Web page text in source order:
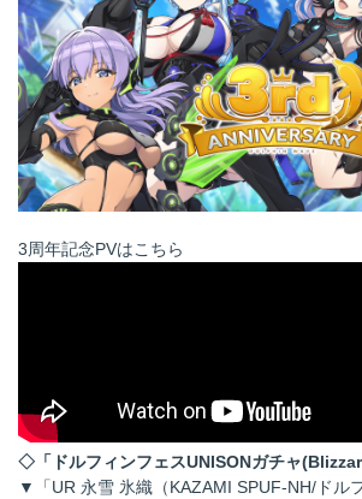
3周年記念PVはこちら
◇「ドルフィンフェスUNISONガチャ
▼「UR 永雪 氷織（KAZAMI SPUF-NH/ドル